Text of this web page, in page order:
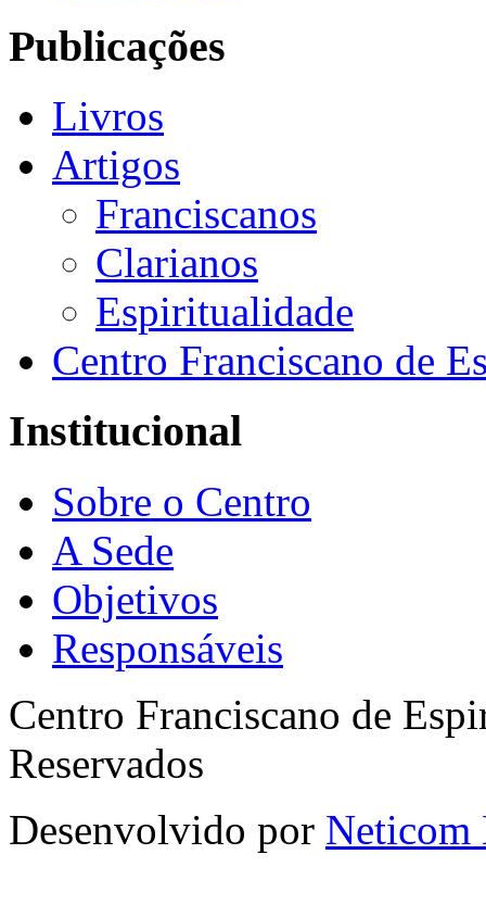
Publicações
Livros
Artigos
Franciscanos
Clarianos
Espiritualidade
Centro Franciscano de
Institucional
Sobre o Centro
A Sede
Objetivos
Responsáveis
Centro Franciscano de
Reservados
Desenvolvido por Neticom